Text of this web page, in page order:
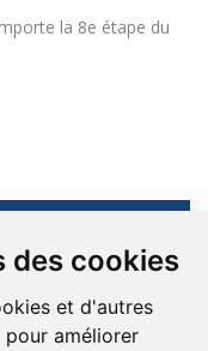
des cookies
et d'autres
améliorer
la 8e étape du
sont réservés.